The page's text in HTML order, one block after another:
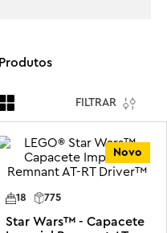
Produtos
FILTRAR
Novo
775
18
Star Wars™ - Capacete